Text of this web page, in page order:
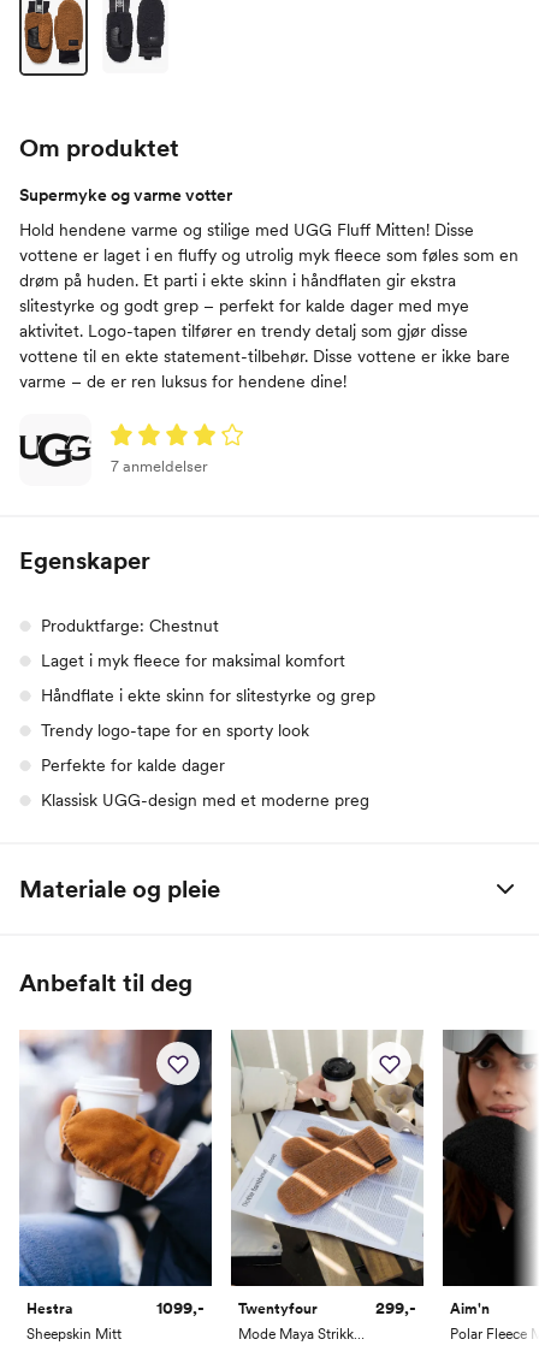
Om produktet
Supermyke og varme votter
Hold hendene varme og stilige med UGG Fluff Mitten! Disse
vottene er laget i en fluffy og utrolig myk fleece som føles som en
drøm på huden. Et parti i ekte skinn i håndflaten gir ekstra
slitestyrke og godt grep – perfekt for kalde dager med mye
aktivitet. Logo-tapen tilfører en trendy detalj som gjør disse
vottene til en ekte statement-tilbehør. Disse vottene er ikke bare
varme – de er ren luksus for hendene dine!
7 anmeldelser
Egenskaper
Produktfarge: Chestnut
Laget i myk fleece for maksimal komfort
Håndflate i ekte skinn for slitestyrke og grep
Trendy logo-tape for en sporty look
Perfekte for kalde dager
Klassisk UGG-design med et moderne preg
Materiale og pleie
Anbefalt til deg
Hestra
Sheepskin Mitt
1099,-
Twentyfour
Mode Maya Strikkevott
299,- Aim'n